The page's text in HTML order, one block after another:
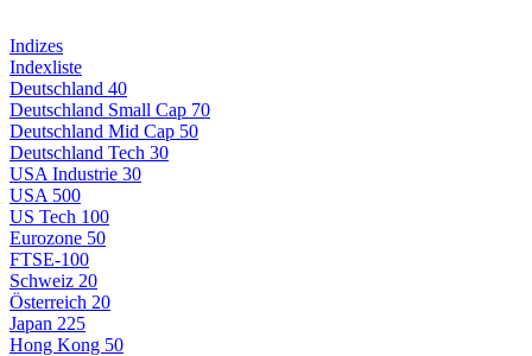
Indizes
Indexliste
Deutschland 40
Deutschland Small Cap 70
Deutschland Mid Cap 50
Deutschland Tech 30
USA Industrie 30
USA 500
US Tech 100
Eurozone 50
FTSE-100
Schweiz 20
Österreich 20
Japan 225
Hong Kong 50